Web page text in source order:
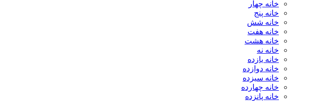
خانه چهار
خانه پنج
خانه شش
خانه هفت
خانه هشت
خانه نه
خانه یازده
خانه دوازده
خانه سیزده
خانه چهارده
خانه پانزده